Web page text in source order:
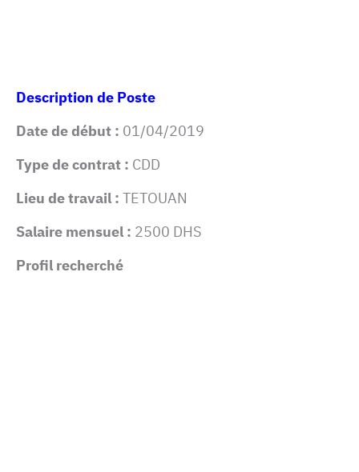
Description de Poste
Date de début : 01/04/2019
Type de contrat : CDD
Lieu de travail :TETOUAN
Salaire mensuel : 2500 DHS
Profil recherché